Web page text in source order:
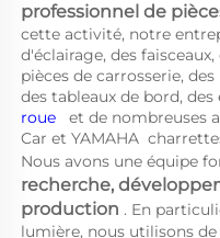
professionnel de
cette activité, notre
d'éclairage, des
pièces de carrosserie,
des tableaux de bord,
roue et de nombreuses
Car et YAMAHA
Nous avons une équipe
recherche,
production . En
lumière, nous utilisons